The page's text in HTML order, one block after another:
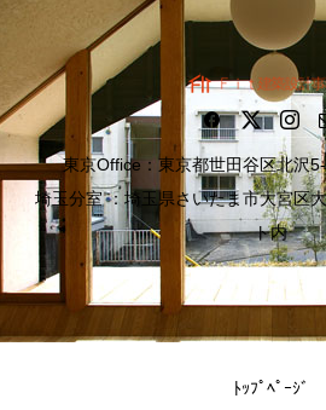
東京Office：東京都世田谷区北沢
埼玉分室 ：埼玉県さいたま市大宮区
ト内
ﾄｯﾌﾟﾍﾟｰｼﾞ